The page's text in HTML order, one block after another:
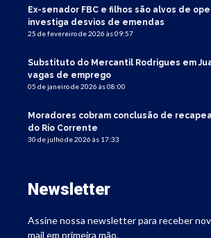
Ex-senador FBC e filhos são alvos de
investiga desvios de emendas
25 de fevereiro de 2026 às 09:57
Substituto do Mercantil Rodrigues em
vagas de emprego
05 de janeiro de 2026 às 08:00
Moradores cobram conclusão de
do Rio Corrente
30 de julho de 2026 às 17:33
Newsletter
Assine nossa newsletter para receber
mail em primeira mão.